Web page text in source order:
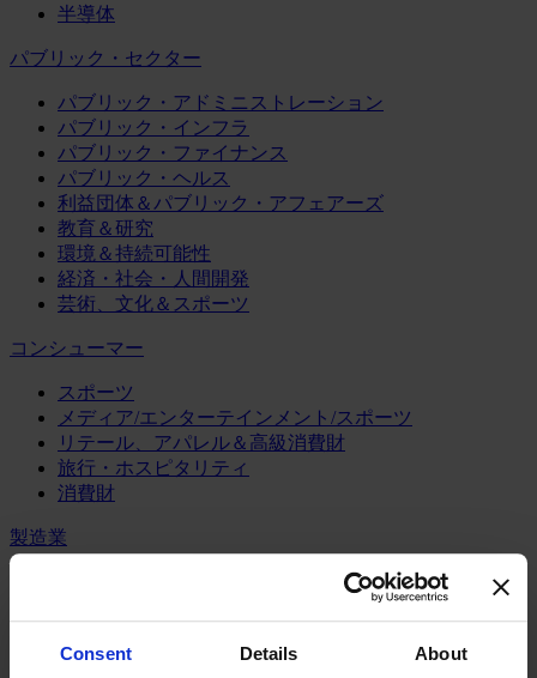
Consent Details About
半導体
パブリック・セクター
パブリック・アドミニストレーション
パブリック・インフラ
パブリック・ファイナンス
パブリック・ヘルス
利益団体＆パブリック・アフェアーズ
教育＆研究
環境＆持続可能性
経済・社会・人間開発
芸術、文化＆スポーツ
コンシューマー
スポーツ
メディア/エンターテインメント/スポーツ
リテール、アパレル＆高級消費財
旅行・ホスピタリティ
消費財
製造業
自動車・輸送機器